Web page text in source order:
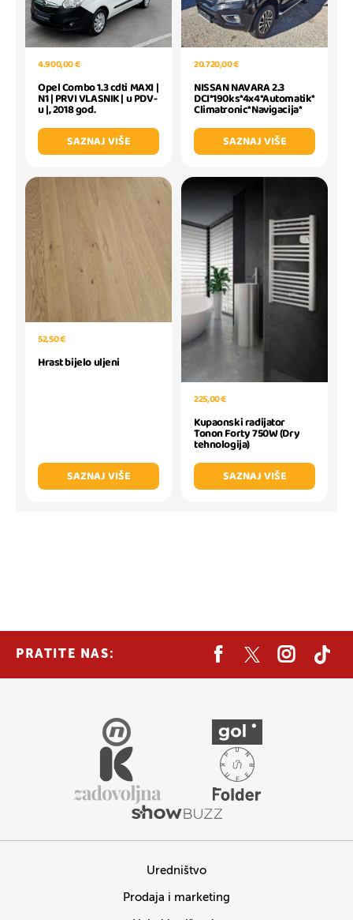
4.900,00 €
Opel Combo 1.3 cdti MAXI |
N1 | PRVI VLASNIK | u PDV-
u |, 2018 god.
SAZNAJ VIŠE
20.720,00 €
NISSAN NAVARA 2.3
DCI*190ks*4x4*Automatik*
Climatronic*Navigacija*
SAZNAJ VIŠE
52,50 €
Hrast bijelo uljeni
SAZNAJ VIŠE
225,00 €
Kupaonski radijator
Tonon Forty 750W (Dry
tehnologija)
SAZNAJ VIŠE
PRATITE NAS:
Uredništvo
Prodaja i marketing